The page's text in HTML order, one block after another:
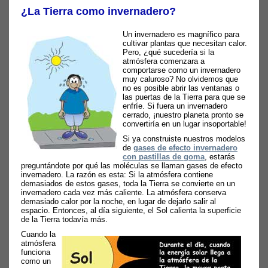
¿La Tierra como invernadero?
Un invernadero es magnífico para
cultivar plantas que necesitan calor.
Pero, ¿qué sucedería si la
atmósfera comenzara a
comportarse como un invernadero
muy caluroso? No olvidemos que
no es posible abrir las ventanas o
las puertas de la Tierra para que se
enfríe. Si fuera un invernadero
cerrado, ¡nuestro planeta pronto se
convertiría en un lugar insoportable!
Si ya construiste nuestros modelos
de gases de efecto invernadero
con pastillas de goma, estarás
preguntándote por qué las moléculas se llaman gases de efecto
invernadero. La razón es esta: Si la atmósfera contiene
demasiados de estos gases, toda la Tierra se convierte en un
invernadero cada vez más caliente. La atmósfera conserva
demasiado calor por la noche, en lugar de dejarlo salir al
espacio. Entonces, al día siguiente, el Sol calienta la superficie
de la Tierra todavía más.
Cuando la
atmósfera
funciona
como un